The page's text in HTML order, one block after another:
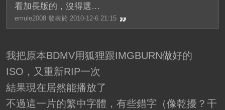
看加長版的，沒得選…
emule2008 發表於 2010-12-6 21:15
我把原本BDMV用狐狸跟IMGBURN做好的
ISO，又重新RIP一次
結果現在居然能播放了
不過這一片的繁中字體，有些錯字（像乾擾？干